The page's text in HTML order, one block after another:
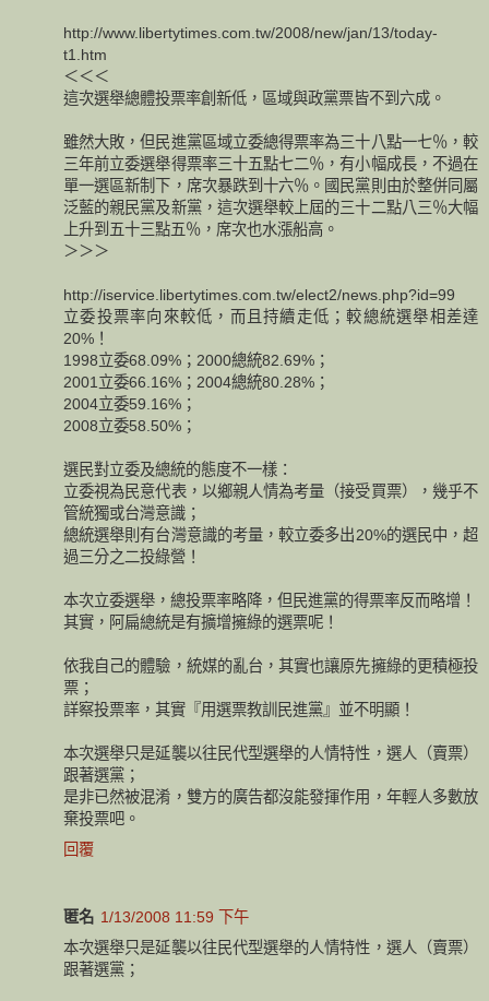
http://www.libertytimes.com.tw/2008/new/jan/13/today-
t1.htm
＜＜＜
這次選舉總體投票率創新低，區域與政黨票皆不到六成。
雖然大敗，但民進黨區域立委總得票率為三十八點一七％，較
三年前立委選舉得票率三十五點七二％，有小幅成長，不過在
單一選區新制下，席次暴跌到十六％。國民黨則由於整併同屬
泛藍的親民黨及新黨，這次選舉較上屆的三十二點八三％大幅
上升到五十三點五％，席次也水漲船高。
＞＞＞
http://iservice.libertytimes.com.tw/elect2/news.php?id=99
立委投票率向來較低，而且持續走低；較總統選舉相差達
20%！
1998立委68.09%；2000總統82.69%；
2001立委66.16%；2004總統80.28%；
2004立委59.16%；
2008立委58.50%；
選民對立委及總統的態度不一樣：
立委視為民意代表，以鄉親人情為考量（接受買票），幾乎不
管統獨或台灣意識；
總統選舉則有台灣意識的考量，較立委多出20%的選民中，超
過三分之二投綠營！
本次立委選舉，總投票率略降，但民進黨的得票率反而略增！
其實，阿扁總統是有擴增擁綠的選票呢！
依我自己的體驗，統媒的亂台，其實也讓原先擁綠的更積極投
票；
詳察投票率，其實『用選票教訓民進黨』並不明顯！
本次選舉只是延襲以往民代型選舉的人情特性，選人（賣票）
跟著選黨；
是非已然被混淆，雙方的廣告都沒能發揮作用，年輕人多數放
棄投票吧。
回覆
匿名 1/13/2008 11:59 下午
本次選舉只是延襲以往民代型選舉的人情特性，選人（賣票）
跟著選黨；